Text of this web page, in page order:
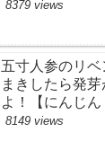
線まとめ】
8379 views
五寸人参のリ
まきしたら発
よ！【にんじ
8149 views